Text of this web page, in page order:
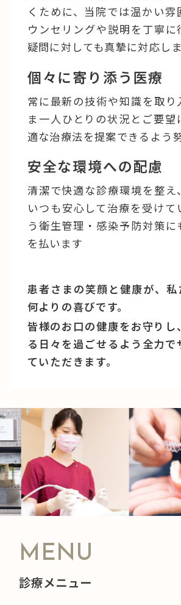
くために、当院では温かい雰
ウンセリングや説明を丁寧に
疑問に対しても真摯に対応しま
個々に寄り添う医療
常に最新の技術や知識を取り
ま一人ひとりの状況とご要望
適な治療法を提案できるよう努
安全な環境への配慮
清潔で快適な診療環境を整え
いつも安心して治療を受けて
う衛生管理・感染予防対策に
を払います
患者さまの笑顔と健康が、私
何よりの喜びです。
皆様のお口の健康をお守りし
る日々を過ごせるよう全力で
ていただきます。
MENU
診療メニュー